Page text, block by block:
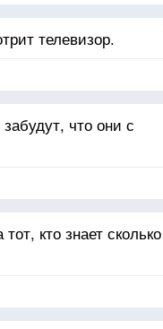
телевизор.
что они с
кто знает сколько